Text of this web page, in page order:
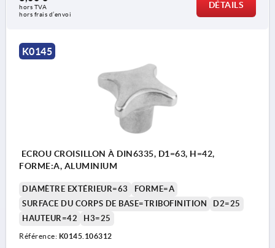
hors TVA
hors frais d’envoi
DÉTAILS
K0145
ECROU CROISILLON À DIN6335, D1=63, H=42,
FORME:A, ALUMINIUM
DIAMÈTRE EXTÉRIEUR=63
FORME=A
SURFACE DU CORPS DE BASE=TRIBOFINITION
D2=25
HAUTEUR=42
H3=25
Référence: K0145.106312